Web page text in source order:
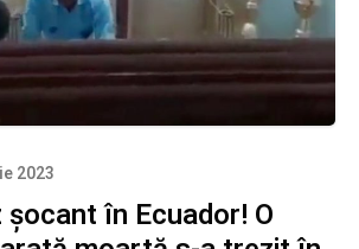
2023
șocant în Ecuador! O